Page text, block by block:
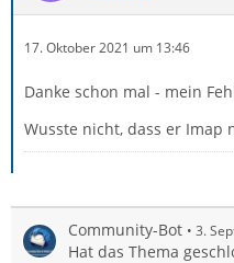
17. Oktober 2021 um 13:46
Danke schon mal - mein
Wusste nicht, dass er Imap
Community-Bot 3.
Hat das Thema